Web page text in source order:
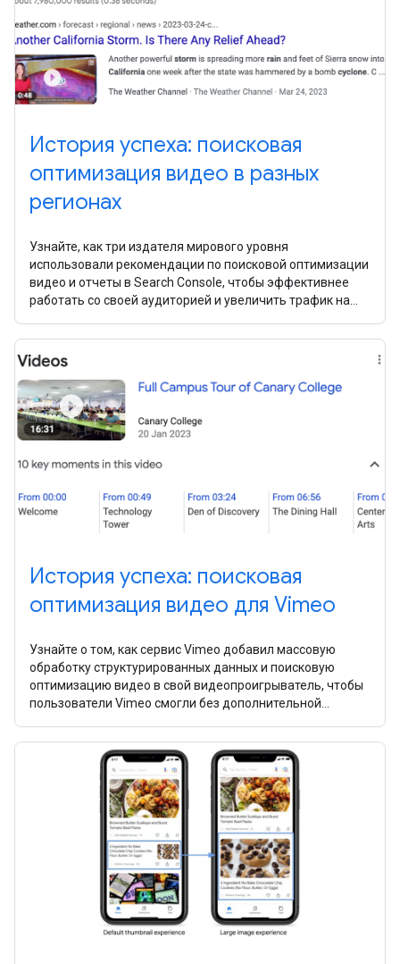
История успеха: поисковая
оптимизация видео в разных
регионах
Узнайте, как три издателя мирового уровня
использовали рекомендации по поисковой оптимизации
видео и отчеты в Search Console, чтобы эффективнее
работать со своей аудиторией и увеличить трафик на
История успеха: поисковая
оптимизация видео для Vimeo
Узнайте о том, как сервис Vimeo добавил массовую
обработку структурированных данных и поисковую
оптимизацию видео в свой видеопроигрыватель, чтобы
пользователи Vimeo смогли без дополнительной
моменты.